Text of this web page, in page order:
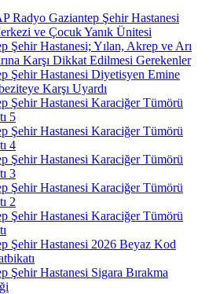
Radyo Gaziantep Şehir Hastanesi
ve Çocuk Yanık Ünitesi
Şehir Hastanesi; Yılan, Akrep ve Arı
Karşı Dikkat Edilmesi Gerekenler
Şehir Hastanesi Diyetisyen Emine
Karşı Uyardı
Şehir Hastanesi Karaciğer Tümörü
5
Şehir Hastanesi Karaciğer Tümörü
4
Şehir Hastanesi Karaciğer Tümörü
3
Şehir Hastanesi Karaciğer Tümörü
2
Şehir Hastanesi Karaciğer Tümörü
Şehir Hastanesi 2026 Beyaz Kod
Şehir Hastanesi Sigara Bırakma